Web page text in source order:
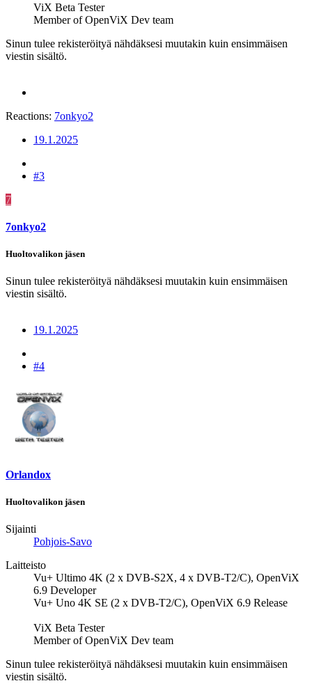
ViX Beta Tester
Member of OpenViX Dev team
Sinun tulee rekisteröityä nähdäksesi muutakin kuin ensimmäisen
viestin sisältö.
Reactions: 7onkyo2
19.1.2025
#3
7
7onkyo2
Huoltovalikon jäsen
Sinun tulee rekisteröityä nähdäksesi muutakin kuin ensimmäisen
viestin sisältö.
19.1.2025
#4
Orlandox
Huoltovalikon jäsen
Sijainti
Pohjois-Savo
Laitteisto
Vu+ Ultimo 4K (2 x DVB-S2X, 4 x DVB-T2/C), OpenViX
6.9 Developer
Vu+ Uno 4K SE (2 x DVB-T2/C), OpenViX 6.9 Release
ViX Beta Tester
Member of OpenViX Dev team
Sinun tulee rekisteröityä nähdäksesi muutakin kuin ensimmäisen
viestin sisältö.